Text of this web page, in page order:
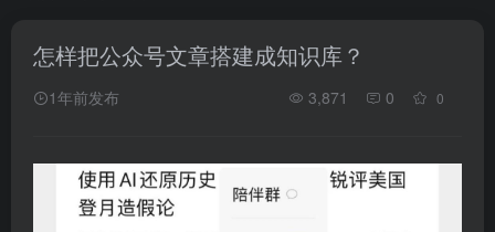
怎样把公众号文章搭建成知识库？
1年前发布 3,871 0 0